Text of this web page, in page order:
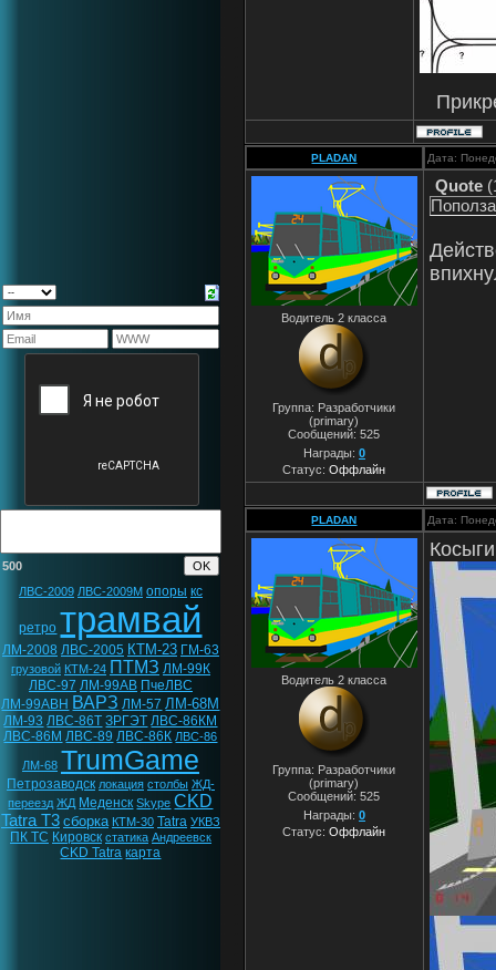
500
ЛВС-2009 ЛВС-2009М опоры кс
ретро трамвай
ЛМ-2008 ЛВС-2005 КТМ-23 ГМ-63
грузовой КТМ-24 ПТМЗ ЛМ-99К
ЛВС-97 ЛМ-99АВ ПчеЛВС
ЛМ-99АВН ВАРЗ ЛМ-57 ЛМ-68М
ЛМ-93 ЛВС-86Т ЗРГЭТ ЛВС-86КМ
ЛВС-86М ЛВС-89 ЛВС-86К ЛВС-86
ЛМ-68 TrumGame
Петрозаводск локация столбы ЖД-
переезд ЖД Меденск Skype CKD
Tatra T3 сборка КТМ-30 Tatra УКВЗ
ПК ТС Кировск статика Андреевск
CKD Tatra карта
PLADAN Дата:
Водитель 2 класса
Группа: Разработчики
(primary)
Сообщений:525
Награды: 0
Статус:Оффлайн
Quote (
PLADAN Дата:
Водитель 2 класса
Группа: Разработчики
(primary)
Сообщений:525
Награды: 0
Статус:Оффлайн